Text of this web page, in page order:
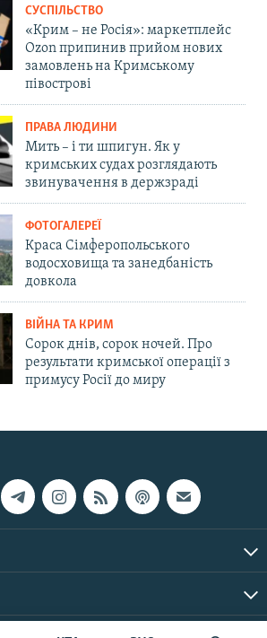
СУСПІЛЬСТВО
«Крим – не Росія»: маркетплейс
Ozon припинив прийом нових
замовлень на Кримському
півострові
ПРАВА ЛЮДИНИ
Мить – і ти шпигун. Як у
кримських судах розглядають
звинувачення в держзраді
ФОТОГАЛЕРЕЇ
Краса Сімферопольського
водосховища та занедбаність
довкола
ВІЙНА ТА КРИМ
Сорок днів, сорок ночей. Про
результати кримської операції з
примусу Росії до миру